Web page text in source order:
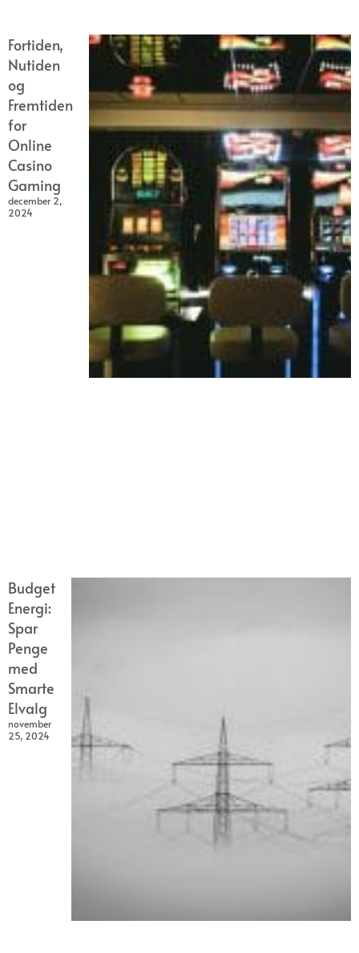
Fortiden,
Nutiden
og
Fremtiden
for
Online
Casino
Gaming
december 2,
2024
Budget
Energi:
Spar
Penge
med
Smarte
Elvalg
november
25, 2024